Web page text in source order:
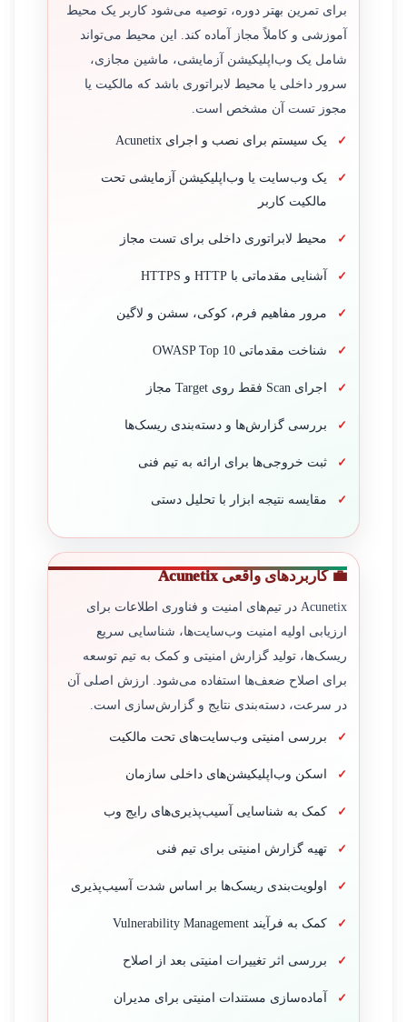
برای تمرین بهتر دوره، توصیه می‌شود کاربر یک محیط
آموزشی و کاملاً مجاز آماده کند. این محیط می‌تواند
شامل یک وب‌اپلیکیشن آزمایشی، ماشین مجازی،
سرور داخلی یا محیط لابراتوری باشد که مالکیت یا
مجوز تست آن مشخص است.
یک سیستم برای نصب و اجرای Acunetix
یک وب‌سایت یا وب‌اپلیکیشن آزمایشی تحت
مالکیت کاربر
محیط لابراتوری داخلی برای تست مجاز
آشنایی مقدماتی با HTTP و HTTPS
مرور مفاهیم فرم، کوکی، سشن و لاگین
شناخت مقدماتی OWASP Top 10
اجرای Scan فقط روی Target مجاز
بررسی گزارش‌ها و دسته‌بندی ریسک‌ها
ثبت خروجی‌ها برای ارائه به تیم فنی
مقایسه نتیجه ابزار با تحلیل دستی
💼 کاربردهای واقعی Acunetix
Acunetix در تیم‌های امنیت و فناوری اطلاعات برای
ارزیابی اولیه امنیت وب‌سایت‌ها، شناسایی سریع
ریسک‌ها، تولید گزارش امنیتی و کمک به تیم توسعه
برای اصلاح ضعف‌ها استفاده می‌شود. ارزش اصلی آن
در سرعت، دسته‌بندی نتایج و گزارش‌سازی است.
بررسی امنیتی وب‌سایت‌های تحت مالکیت
اسکن وب‌اپلیکیشن‌های داخلی سازمان
کمک به شناسایی آسیب‌پذیری‌های رایج وب
تهیه گزارش امنیتی برای تیم فنی
اولویت‌بندی ریسک‌ها بر اساس شدت آسیب‌پذیری
کمک به فرآیند Vulnerability Management
بررسی اثر تغییرات امنیتی بعد از اصلاح
آماده‌سازی مستندات امنیتی برای مدیران